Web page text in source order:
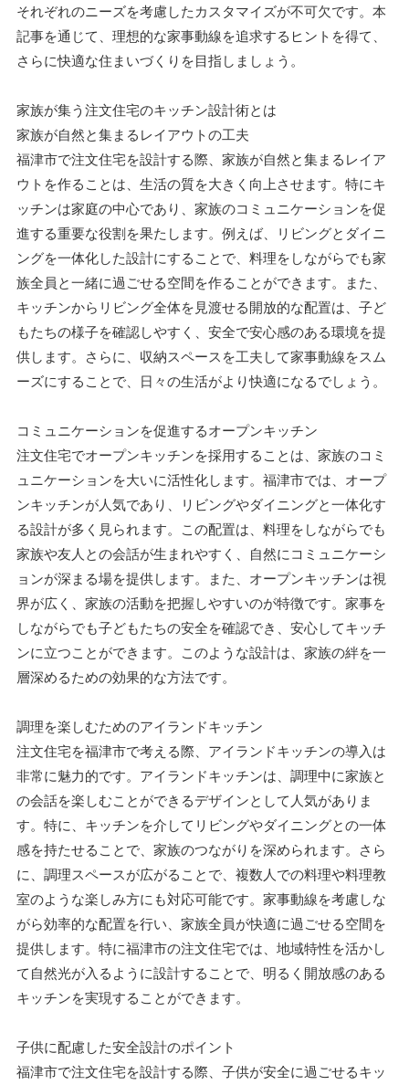
それぞれのニーズを考慮したカスタマイズが不可欠です。本
記事を通じて、理想的な家事動線を追求するヒントを得て、
さらに快適な住まいづくりを目指しましょう。
家族が集う注文住宅のキッチン設計術とは
家族が自然と集まるレイアウトの工夫
福津市で注文住宅を設計する際、家族が自然と集まるレイア
ウトを作ることは、生活の質を大きく向上させます。特にキ
ッチンは家庭の中心であり、家族のコミュニケーションを促
進する重要な役割を果たします。例えば、リビングとダイニ
ングを一体化した設計にすることで、料理をしながらでも家
族全員と一緒に過ごせる空間を作ることができます。また、
キッチンからリビング全体を見渡せる開放的な配置は、子ど
もたちの様子を確認しやすく、安全で安心感のある環境を提
供します。さらに、収納スペースを工夫して家事動線をスム
ーズにすることで、日々の生活がより快適になるでしょう。
コミュニケーションを促進するオープンキッチン
注文住宅でオープンキッチンを採用することは、家族のコミ
ュニケーションを大いに活性化します。福津市では、オープ
ンキッチンが人気であり、リビングやダイニングと一体化す
る設計が多く見られます。この配置は、料理をしながらでも
家族や友人との会話が生まれやすく、自然にコミュニケーシ
ョンが深まる場を提供します。また、オープンキッチンは視
界が広く、家族の活動を把握しやすいのが特徴です。家事を
しながらでも子どもたちの安全を確認でき、安心してキッチ
ンに立つことができます。このような設計は、家族の絆を一
層深めるための効果的な方法です。
調理を楽しむためのアイランドキッチン
注文住宅を福津市で考える際、アイランドキッチンの導入は
非常に魅力的です。アイランドキッチンは、調理中に家族と
の会話を楽しむことができるデザインとして人気がありま
す。特に、キッチンを介してリビングやダイニングとの一体
感を持たせることで、家族のつながりを深められます。さら
に、調理スペースが広がることで、複数人での料理や料理教
室のような楽しみ方にも対応可能です。家事動線を考慮しな
がら効率的な配置を行い、家族全員が快適に過ごせる空間を
提供します。特に福津市の注文住宅では、地域特性を活かし
て自然光が入るように設計することで、明るく開放感のある
キッチンを実現することができます。
子供に配慮した安全設計のポイント
福津市で注文住宅を設計する際、子供が安全に過ごせるキッ